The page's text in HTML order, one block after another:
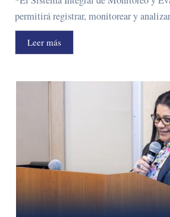
permitirá registrar, monitorear y
Leer más